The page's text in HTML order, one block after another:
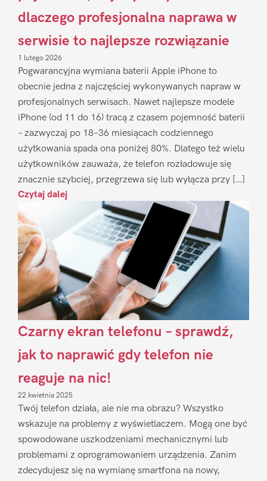
dlaczego profesjonalna naprawa w
serwisie to najlepsze rozwiązanie
1 lutego 2026
Pogwarancyjna wymiana baterii Apple iPhone to
obecnie jedna z najczęściej wykonywanych napraw w
profesjonalnych serwisach. Nawet najlepsze modele
iPhone (od 11 do 16) tracą z czasem pojemność baterii
– zazwyczaj po 18–36 miesiącach codziennego
użytkowania spada ona poniżej 80%. Dlatego też wielu
użytkowników zauważa, że telefon rozładowuje się
znacznie szybciej, przegrzewa się lub wyłącza przy […]
Czytaj dalej
Czarny ekran telefonu – sprawdź,
jak to naprawić gdy telefon nie
reaguje na nic!
22 kwietnia 2025
Twój telefon działa, ale nie ma obrazu? Wszystko
wskazuje na problemy z wyświetlaczem. Mogą one być
spowodowane uszkodzeniami mechanicznymi lub
problemami z oprogramowaniem urządzenia. Zanim
zdecydujesz się na wymianę smartfona na nowy,